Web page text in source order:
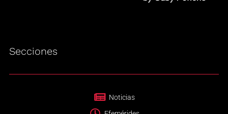
Secciones
Noticias